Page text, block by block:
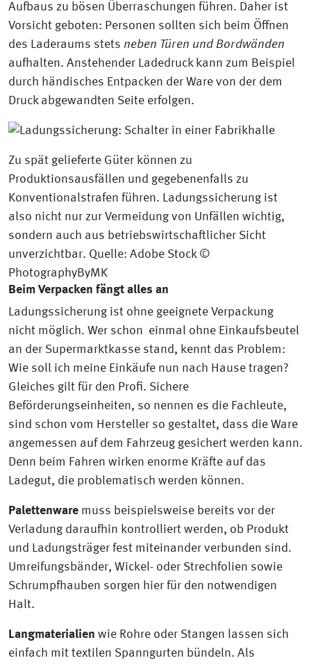
Aufbaus zu bösen Überraschungen führen. Daher ist
Vorsicht geboten: Personen sollten sich beim Öffnen
des Laderaums stets neben Türen und Bordwänden
aufhalten. Anstehender Ladedruck kann zum Beispiel
durch händisches Entpacken der Ware von der dem
Druck abgewandten Seite erfolgen.
Zu spät gelieferte Güter können zu
Produktionsausfällen und gegebenenfalls zu
Konventionalstrafen führen. Ladungssicherung ist
also nicht nur zur Vermeidung von Unfällen wichtig,
sondern auch aus betriebswirtschaftlicher Sicht
unverzichtbar. Quelle: Adobe Stock ©
PhotographyByMK
Beim Verpacken fängt alles an
Ladungssicherung ist ohne geeignete Verpackung
nicht möglich. Wer schon einmal ohne Einkaufsbeutel
an der Supermarktkasse stand, kennt das Problem:
Wie soll ich meine Einkäufe nun nach Hause tragen?
Gleiches gilt für den Profi. Sichere
Beförderungseinheiten, so nennen es die Fachleute,
sind schon vom Hersteller so gestaltet, dass die Ware
angemessen auf dem Fahrzeug gesichert werden kann.
Denn beim Fahren wirken enorme Kräfte auf das
Ladegut, die problematisch werden können.
Palettenware muss beispielsweise bereits vor der
Verladung daraufhin kontrolliert werden, ob Produkt
und Ladungsträger fest miteinander verbunden sind.
Umreifungsbänder, Wickel- oder Strechfolien sowie
Schrumpfhauben sorgen hier für den notwendigen
Halt.
Langmaterialien wie Rohre oder Stangen lassen sich
einfach mit textilen Spanngurten bündeln. Als